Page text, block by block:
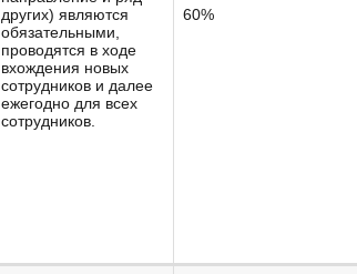
других) являются
обязательными,
проводятся в ходе
вхождения новых
сотрудников и далее
ежегодно для всех
сотрудников.
60%